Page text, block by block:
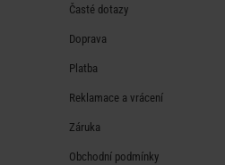
Časté dotazy
Doprava
Platba
Reklamace a vrácení
Záruka
Obchodní podmínky